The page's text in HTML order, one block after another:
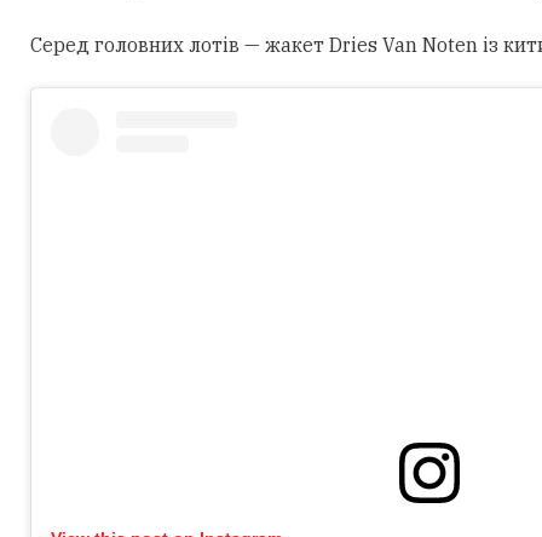
Серед головних лотів — жакет Dries Van Noten із